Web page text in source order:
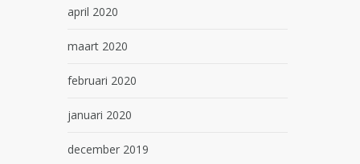
april 2020
maart 2020
februari 2020
januari 2020
december 2019